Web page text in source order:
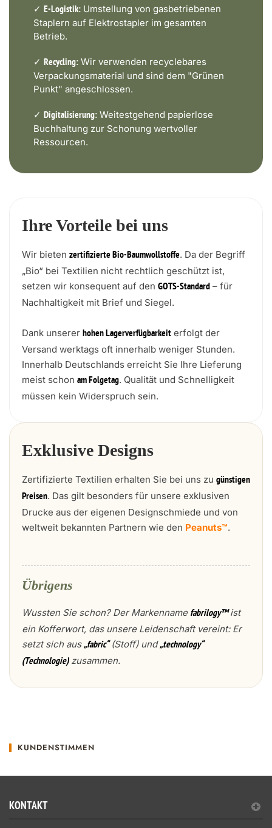
✓ E-Logistik: Umstellung von gasbetriebenen
Staplern auf Elektrostapler im gesamten
Betrieb.
✓ Recycling: Wir verwenden recyclebares
Verpackungsmaterial und sind dem "Grünen
Punkt" angeschlossen.
✓ Digitalisierung: Weitestgehend papierlose
Buchhaltung zur Schonung wertvoller
Ressourcen.
Ihre Vorteile bei uns
Wir bieten zertifizierte Bio-Baumwollstoffe. Da der Begriff
„Bio“ bei Textilien nicht rechtlich geschützt ist,
setzen wir konsequent auf den GOTS-Standard – für
Nachhaltigkeit mit Brief und Siegel.
Dank unserer hohen Lagerverfügbarkeit erfolgt der
Versand werktags oft innerhalb weniger Stunden.
Innerhalb Deutschlands erreicht Sie Ihre Lieferung
meist schon am Folgetag. Qualität und Schnelligkeit
müssen kein Widerspruch sein.
Exklusive Designs
Zertifizierte Textilien erhalten Sie bei uns zu günstigen
Preisen. Das gilt besonders für unsere exklusiven
Drucke aus der eigenen Designschmiede und von
weltweit bekannten Partnern wie den Peanuts™.
Übrigens
Wussten Sie schon? Der Markenname fabrilogy™ist
ein Kofferwort, das unsere Leidenschaft vereint: Er
setzt sich aus„fabric“(Stoff) und„technology“
(Technologie)zusammen.
KUNDENSTIMMEN
KONTAKT